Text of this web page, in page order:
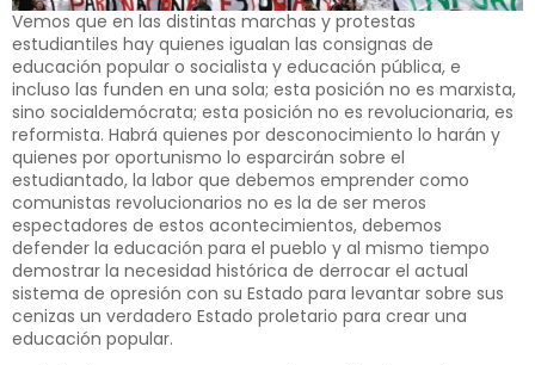
Vemos que en las distintas marchas y protestas
estudiantiles hay quienes igualan las consignas de
educación popular o socialista y educación pública, e
incluso las funden en una sola; esta posición no es marxista,
sino socialdemócrata; esta posición no es revolucionaria, es
reformista. Habrá quienes por desconocimiento lo harán y
quienes por oportunismo lo esparcirán sobre el
estudiantado, la labor que debemos emprender como
comunistas revolucionarios no es la de ser meros
espectadores de estos acontecimientos, debemos
defender la educación para el pueblo y al mismo tiempo
demostrar la necesidad histórica de derrocar el actual
sistema de opresión con su Estado para levantar sobre sus
cenizas un verdadero Estado proletario para crear una
educación popular.